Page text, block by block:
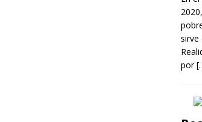
sirve
por